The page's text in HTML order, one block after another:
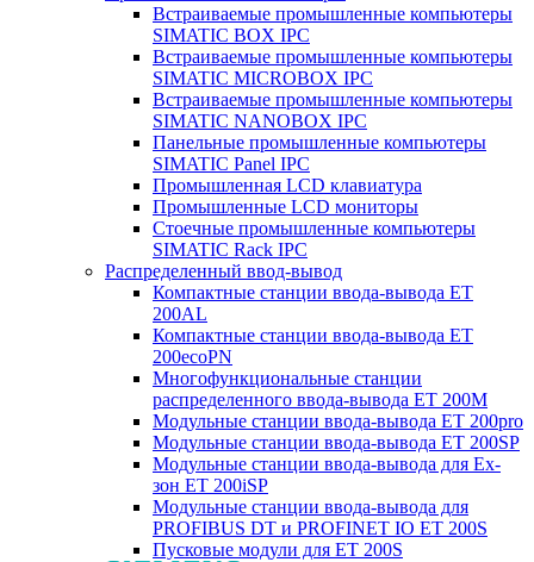
Встраиваемые промышленные компьютеры
SIMATIC BOX IPC
Встраиваемые промышленные компьютеры
SIMATIC MICROBOX IPC
Встраиваемые промышленные компьютеры
SIMATIC NANOBOX IPC
Панельные промышленные компьютеры
SIMATIC Panel IPC
Промышленная LCD клавиатура
Промышленные LCD мониторы
Стоечные промышленные компьютеры
SIMATIC Rack IPC
Распределенный ввод-вывод
Компактные станции ввода-вывода ET
200AL
Компактные станции ввода-вывода ET
200ecoPN
Многофункциональные станции
распределенного ввода-вывода ET 200M
Модульные станции ввода-вывода ET 200pro
Модульные станции ввода-вывода ET 200SP
Модульные станции ввода-вывода для Ex-
зон ET 200iSP
Модульные станции ввода-вывода для
PROFIBUS DT и PROFINET IO ET 200S
Пусковые модули для ET 200S